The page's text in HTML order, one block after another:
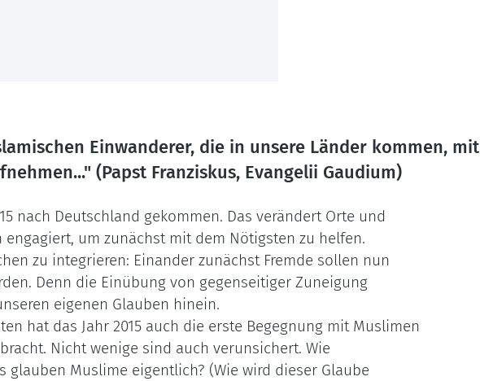
Einwanderer, die in unsere Länder kommen, mit
(Papst Franziskus, Evangelii Gaudium)
nach Deutschland gekommen. Das verändert Orte und
engagiert, um zunächst mit dem Nötigsten zu helfen.
zu integrieren: Einander zunächst Fremde sollen nun
Denn die Einübung von gegenseitiger Zuneigung
eigenen Glauben hinein.
hat das Jahr 2015 auch die erste Begegnung mit Muslimen
Nicht wenige sind auch verunsichert. Wie
glauben Muslime eigentlich? (Wie wird dieser Glaube